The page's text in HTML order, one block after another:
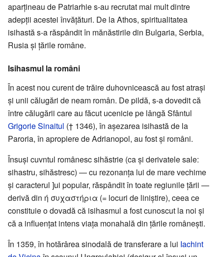
aparțineau de Patriarhie s-au recrutat mai mult dintre
adepții acestei învățături. De la Athos, spiritualitatea
isihastă s-a răspândit în mănăstirile din Bulgaria, Serbia,
Rusia și țările române.
Isihasmul la români
În acest nou curent de trăire duhovnicească au fost atrași
și unii călugări de neam român. De pildă, s-a dovedit că
între călugării care au făcut ucenicie pe lângă Sfântul
Grigorie Sinaitul († 1346), în așezarea isihastă de la
Paroria, în apropiere de Adrianopol, au fost și români.
Însuși cuvntul românesc sihăstrie (ca și derivatele sale:
sihastru, sihăstresc) — cu rezonanța lui de mare vechime
și caracterul ]ui popular, răspândit în toate regiunile țării —
derivă din ή συχαστήρια (= locuri de liniștire), ceea ce
constituie o dovadă că isihasmul a fost cunoscut la noi și
că a influențat intens viața monahală din țările românești.
În 1359, în hotărârea sinodală de transferare a lui Iachint